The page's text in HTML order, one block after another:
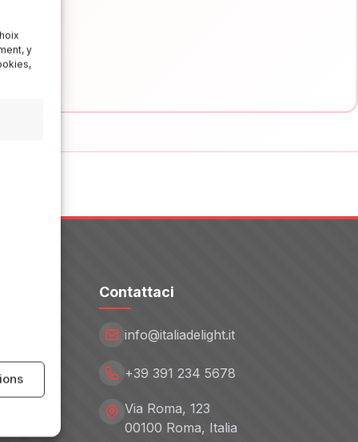
y
Contattaci
info@italiadelight.it
+39 391 234 5678
Via Roma, 123
00100 Roma, Italia